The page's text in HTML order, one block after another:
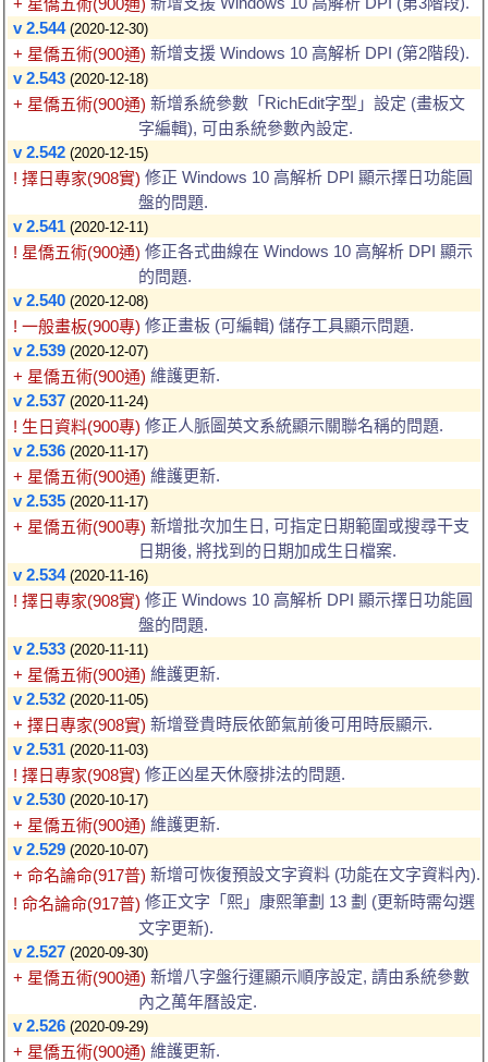
v 2.544 (2020-12-30)
+ 星僑五術(900通) 新增支援 Windows 10 高解析 DPI (第2階段).
v 2.543 (2020-12-18)
+ 星僑五術(900通) 新增系統參數「RichEdit字型」設定 (畫板文
字編輯), 可由系統參數內設定.
v 2.542 (2020-12-15)
! 擇日專家(908實) 修正 Windows 10 高解析 DPI 顯示擇日功能圓
盤的問題.
v 2.541 (2020-12-11)
! 星僑五術(900通) 修正各式曲線在 Windows 10 高解析 DPI 顯示
的問題.
v 2.540 (2020-12-08)
! 一般畫板(900專) 修正畫板 (可編輯) 儲存工具顯示問題.
v 2.539 (2020-12-07)
+ 星僑五術(900通) 維護更新.
v 2.537 (2020-11-24)
! 生日資料(900專) 修正人脈圖英文系統顯示關聯名稱的問題.
v 2.536 (2020-11-17)
+ 星僑五術(900通) 維護更新.
v 2.535 (2020-11-17)
+ 星僑五術(900專) 新增批次加生日, 可指定日期範圍或搜尋干支
日期後, 將找到的日期加成生日檔案.
v 2.534 (2020-11-16)
! 擇日專家(908實) 修正 Windows 10 高解析 DPI 顯示擇日功能圓
盤的問題.
v 2.533 (2020-11-11)
+ 星僑五術(900通) 維護更新.
v 2.532 (2020-11-05)
+ 擇日專家(908實) 新增登貴時辰依節氣前後可用時辰顯示.
v 2.531 (2020-11-03)
! 擇日專家(908實) 修正凶星天休廢排法的問題.
v 2.530 (2020-10-17)
+ 星僑五術(900通) 維護更新.
v 2.529 (2020-10-07)
+ 命名論命(917普) 新增可恢復預設文字資料 (功能在文字資料內).
! 命名論命(917普) 修正文字「熙」康熙筆劃 13 劃 (更新時需勾選
文字更新).
v 2.527 (2020-09-30)
+ 星僑五術(900通) 新增八字盤行運顯示順序設定, 請由系統參數
內之萬年曆設定.
v 2.526 (2020-09-29)
+ 星僑五術(900通) 維護更新.